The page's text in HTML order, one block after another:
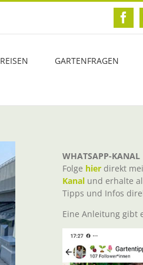
REISEN GARTENFRAGEN
WHATSAPP-KANAL
Folge hier direkt
Kanal und erhalte
Tipps und Infos
Eine Anleitung gibt